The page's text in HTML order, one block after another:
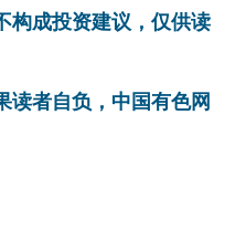
构成投资建议，仅供读
读者自负，中国有色网